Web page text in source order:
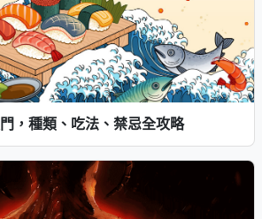
，種類、吃法、禁忌全攻略